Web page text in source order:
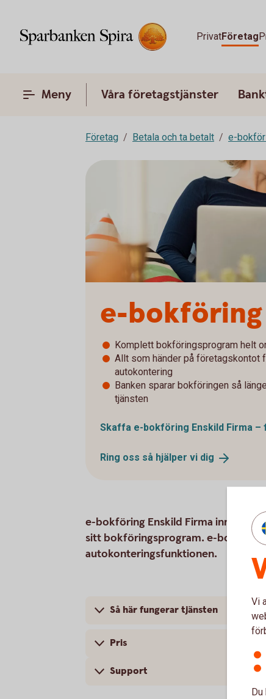
PrivatFöretag
Meny Våra företagstjänster
Företag Betala och ta betalt e-
e-bokföring
Komplett bokföringsprogram helt
Allt som händer på
autokontering
Banken sparar bokföringen så
tjänsten
Skaffa e-bokföring Enskild Firma –
Ring oss så hjälper vi dig
e-bokföring Enskild Firma
sitt bokföringsprogram. e-bokföring
autokonteringsfunktionen.
Så här fungerar tjänsten
Pris
Support
Vi